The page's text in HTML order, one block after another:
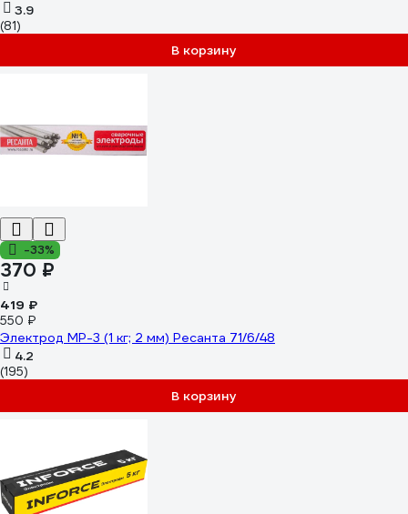
3.9
(81)
В корзину
-33%
370 ₽
419 ₽
550 ₽
Электрод МР-3 (1 кг; 2 мм) Ресанта 71/6/48
4.2
(195)
В корзину